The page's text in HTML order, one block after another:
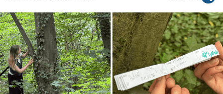
Kliknij, aby zobaczyć galerię